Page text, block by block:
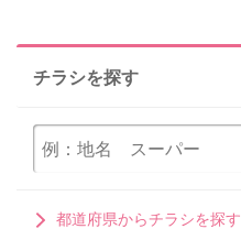
チラシを探す
都道府県からチラシを探す